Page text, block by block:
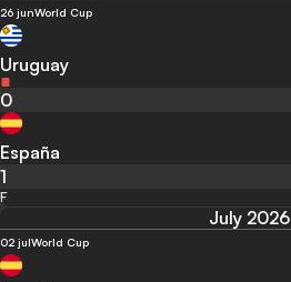
26 junWorld Cup
Uruguay
0
España
1
F
July 2026
02 julWorld Cup